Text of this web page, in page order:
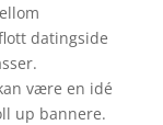
datingside
være en idé
up bannere.